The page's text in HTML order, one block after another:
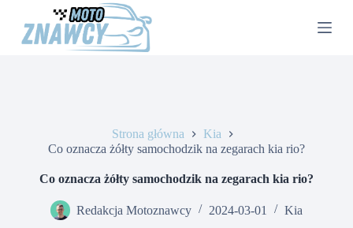
Strona główna
Kia
Co oznacza żółty samochodzik na zegarach kia rio?
Co oznacza żółty samochodzik na zegarach kia rio?
Redakcja Motoznawcy 2024-03-01 Kia